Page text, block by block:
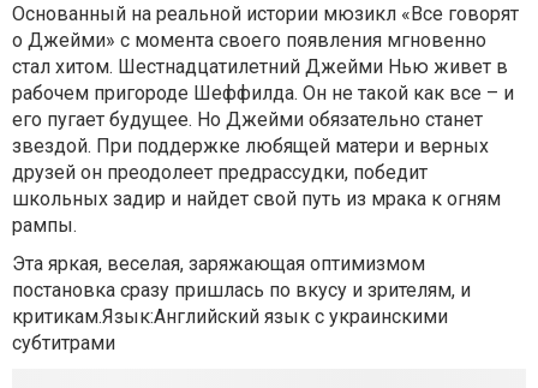
Основанный на реальной истории мюзикл «Все говорят
о Джейми» с момента своего появления мгновенно
стал хитом. Шестнадцатилетний Джейми Нью живет в
рабочем пригороде Шеффилда. Он не такой как все – и
его пугает будущее. Но Джейми обязательно станет
звездой. При поддержке любящей матери и верных
друзей он преодолеет предрассудки, победит
школьных задир и найдет свой путь из мрака к огням
рампы.
Эта яркая, веселая, заряжающая оптимизмом
постановка сразу пришлась по вкусу и зрителям, и
критикам.Язык:Английский язык с украинскими
субтитрами